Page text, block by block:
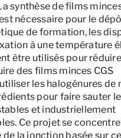
synthèse de films
nécessaire pour le
de formation, les
à une température
être utilisés pour réduire
des films minces CGS
les halogénures de
pour faire sauter
et industriellement
Ce projet se
la jonction basée sur